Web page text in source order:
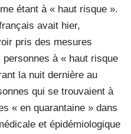
étant à « haut risque ».
avait hier,
pris des mesures
à « haut risque
la nuit dernière au
qui se trouvaient à
« en quarantaine » dans
et épidémiologique